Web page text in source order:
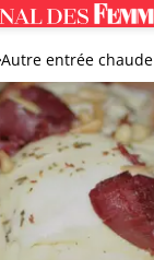
Autre entrée chaude